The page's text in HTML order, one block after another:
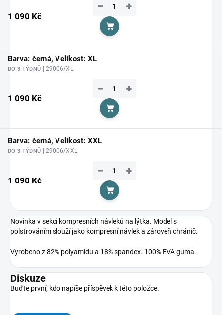
1 090 Kč
+
−
Do košíku
Barva: černá, Velikost: XL
DO 3 TÝDNŮ | 29006/XL
1 090 Kč
+
−
Do košíku
Barva: černá, Velikost: XXL
DO 3 TÝDNŮ | 29006/XXL
1 090 Kč
+
−
Do košíku
Novinka v sekci kompresních návleků na lýtka. Model s
polstrováním slouží jako kompresní návlek a zároveň chránič.
Vyrobeno z 82% polyamidu a 18% spandex. 100% EVA guma.
Diskuze
Buďte první, kdo napíše příspěvek k této položce.